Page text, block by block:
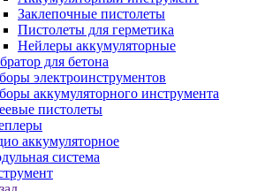
Заклепочные пистолеты
Пистолеты для герметика
Нейлеры аккумуляторные
для бетона
электроинструментов
аккумуляторного инструмента
пистолеты
аккумуляторное
система